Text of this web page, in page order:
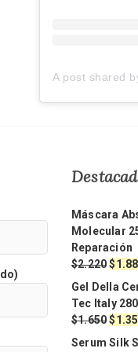
Máscara
Molecular
Reparación
$2.220El
precio
era:
$
Gel Della
Tec Italy
$1.650El
precio
$
Serum Silk